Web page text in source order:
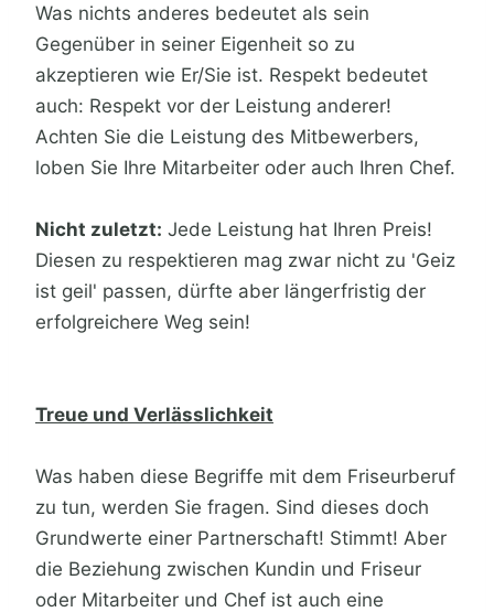
Was nichts anderes bedeutet als sein
Gegenüber in seiner Eigenheit so zu
akzeptieren wie Er/Sie ist. Respekt bedeutet
auch: Respekt vor der Leistung anderer!
Achten Sie die Leistung des Mitbewerbers,
loben Sie Ihre Mitarbeiter oder auch Ihren Chef.
Nicht zuletzt: Jede Leistung hat Ihren Preis!
Diesen zu respektieren mag zwar nicht zu 'Geiz
ist geil' passen, dürfte aber längerfristig der
erfolgreichere Weg sein!
Treue und Verlässlichkeit
Was haben diese Begriffe mit dem Friseurberuf
zu tun, werden Sie fragen. Sind dieses doch
Grundwerte einer Partnerschaft! Stimmt! Aber
die Beziehung zwischen Kundin und Friseur
oder Mitarbeiter und Chef ist auch eine